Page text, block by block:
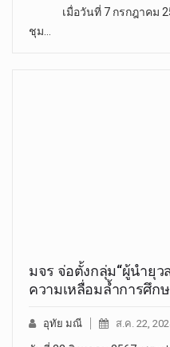
เมื่อวันที่ 7 กรกฎาคม
ชุม…
มจร จ่อตั้งกลุ่ม“ผู้นำยุ
ความเหลื่อมล้ำการศึก
อุทัย มณี ส.ค. 22,